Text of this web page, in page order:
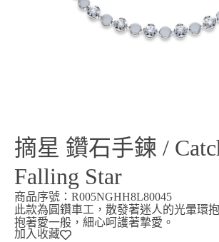
摘星 鑽石手鍊 /
Falling Star
商品序號：R005NGHH8L80045
此款為圓鑽車工，散發著迷人的光暈環
抱著愛一般，細心呵護著摯愛。
加入收藏